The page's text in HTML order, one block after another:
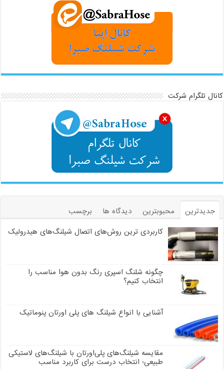
کانال تلگرام شرکت
جدیدترین محبوبترین دیدگاه ها
برچسب
کاربردی ترین روش‌های اتصال شیلنگ‌های هیدرولیک
چگونه شلنگ اسپری رنگ بدون هوا مناسب را
انتخاب کنیم؟
آشنایی با انواع شیلنگ های پلی اورتان پنوماتیک
مقایسه شیلنگ‌های پلی‌اورتان با شیلنگ‌های لاستیکی
طبیعی؛ انتخاب درست برای کاربرد مناسب